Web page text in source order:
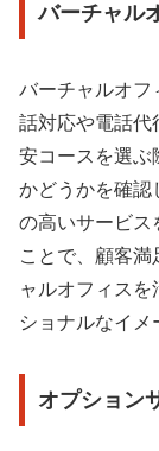
バーチャル
バーチャルオフ
話対応や電話代
安コースを選ぶ
かどうかを確認
の高いサービス
ことで、顧客
ャルオフィス
ショナルなイメ
オプション